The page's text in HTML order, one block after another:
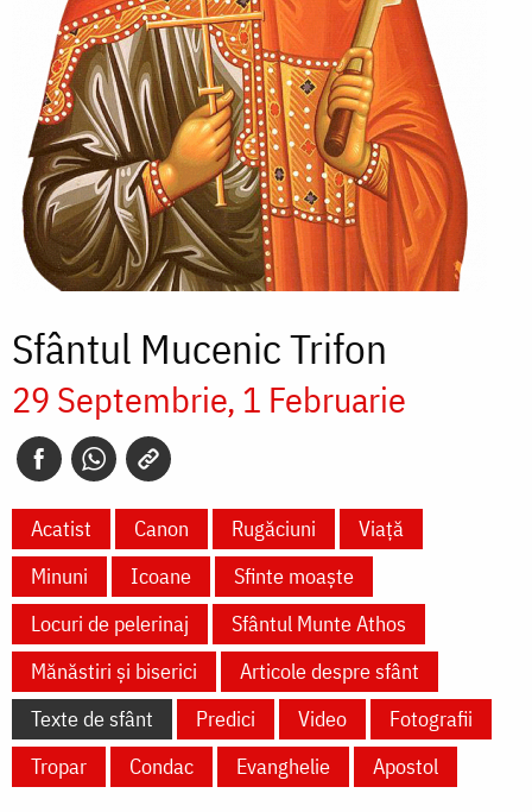
Sfântul Mucenic Trifon
29 Septembrie 1 Februarie
Acatist Canon Rugăciuni
Viață
Minuni
Icoane
Sfinte moaște
Locuri de pelerinaj
Sfântul Munte Athos
Mănăstiri și biserici
Articole despre sfânt
Texte de sfânt
Predici Video
Fotografii
Tropar
Condac Evanghelie Apostol